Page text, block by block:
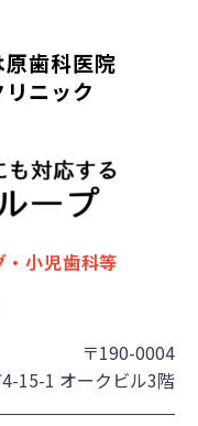
歯科医院
ニック
小児歯科等
〒190-0004
15-1 オークビル3階